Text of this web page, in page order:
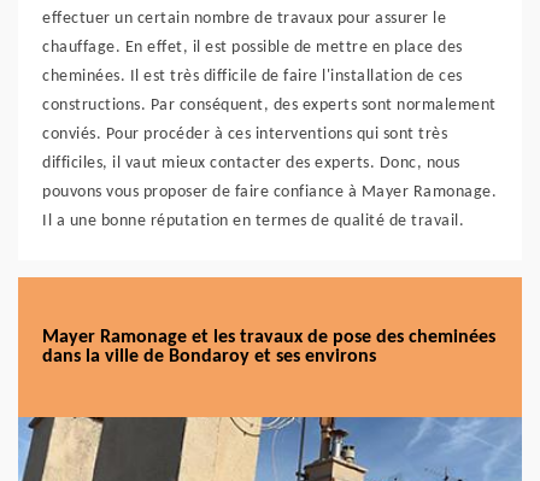
effectuer un certain nombre de travaux pour assurer le
chauffage. En effet, il est possible de mettre en place des
cheminées. Il est très difficile de faire l'installation de ces
constructions. Par conséquent, des experts sont normalement
conviés. Pour procéder à ces interventions qui sont très
difficiles, il vaut mieux contacter des experts. Donc, nous
pouvons vous proposer de faire confiance à Mayer Ramonage.
Il a une bonne réputation en termes de qualité de travail.
Mayer Ramonage et les travaux de pose des cheminées
dans la ville de Bondaroy et ses environs